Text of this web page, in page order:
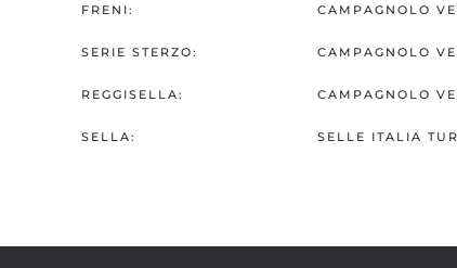
FRENI: CAMPAGNOLO
SERIE STERZO: CAMPAGNOLO
REGGISELLA: CAMPAGNOLO
SELLA: SELLE ITALIA